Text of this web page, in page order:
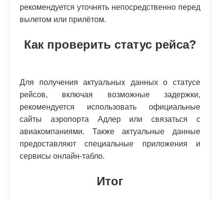
рекомендуется уточнять непосредственно перед
вылетом или прилётом.
Как проверить статус рейса?
Для получения актуальных данных о статусе
рейсов, включая возможные задержки,
рекомендуется использовать официальные
сайты аэропорта Адлер или связаться с
авиакомпаниями. Также актуальные данные
предоставляют специальные приложения и
сервисы онлайн-табло.
Итог